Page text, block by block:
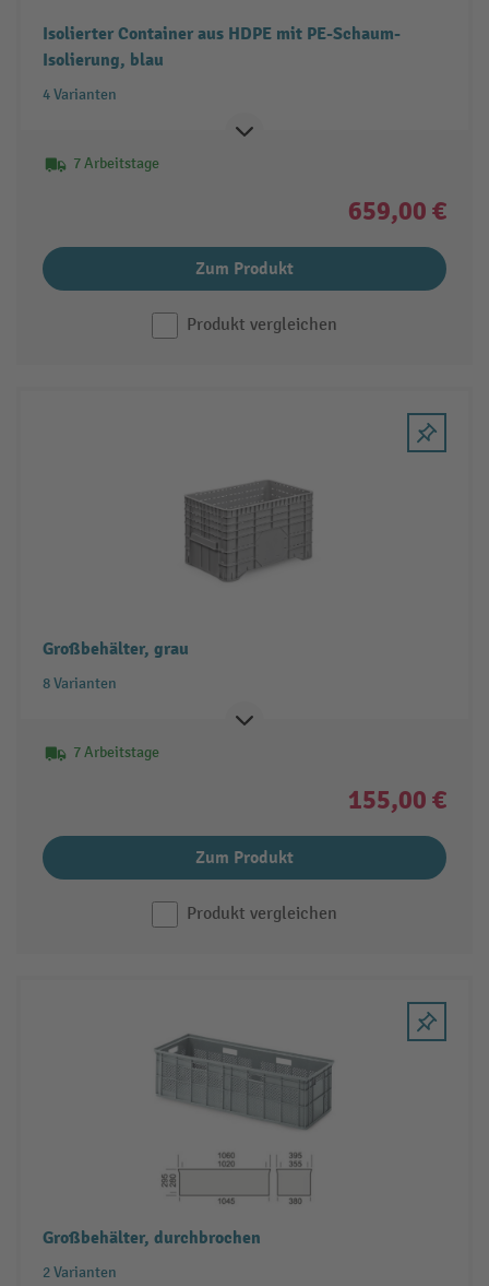
Isolierter Container aus HDPE mit PE-Schaum-
Isolierung, blau
4 Varianten
7 Arbeitstage
659,00 €
Zum Produkt
Produkt vergleichen
Großbehälter, grau
8 Varianten
7 Arbeitstage
155,00 €
Zum Produkt
Produkt vergleichen
Großbehälter, durchbrochen
2 Varianten